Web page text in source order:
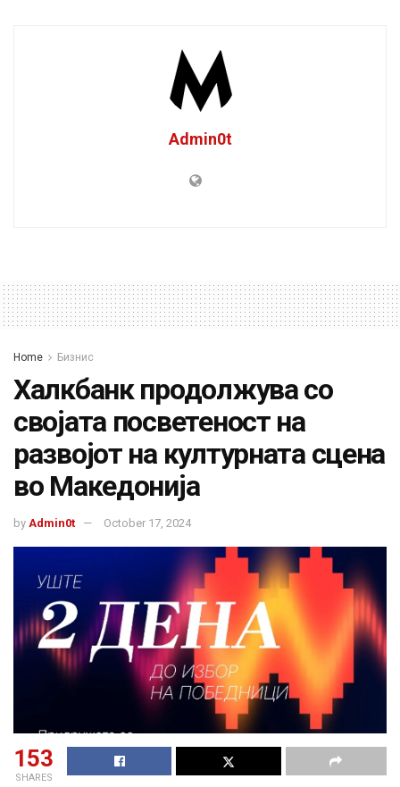
Admin0t
Home Бизнис
Халкбанк продолжува со
својата посветеност на
развојот на културната сцена
во Македонија
by Admin0t October 17, 2024
153
SHARES